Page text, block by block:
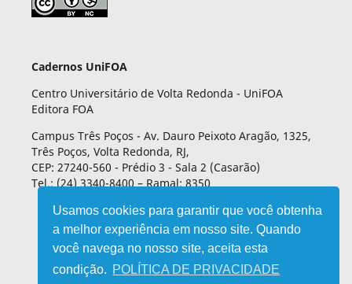
Usamos cookies para garantir que você obtenha
a melhor experiência em nosso site. Quando
você navega no nosso site, aceita esta
condição. POLÍTICA DE PRIVACIDADE
Cadernos UniFOA
Centro Universitário de Volta Redonda - UniFOA
Editora FOA
Campus Três Poços - Av. Dauro Peixoto Aragão, 1325,
Três Poços, Volta Redonda, RJ,
CEP: 27240-560 - Prédio 3 - Sala 2 (Casarão)
Tel.: (24) 3340-8400 – Ramal: 8350